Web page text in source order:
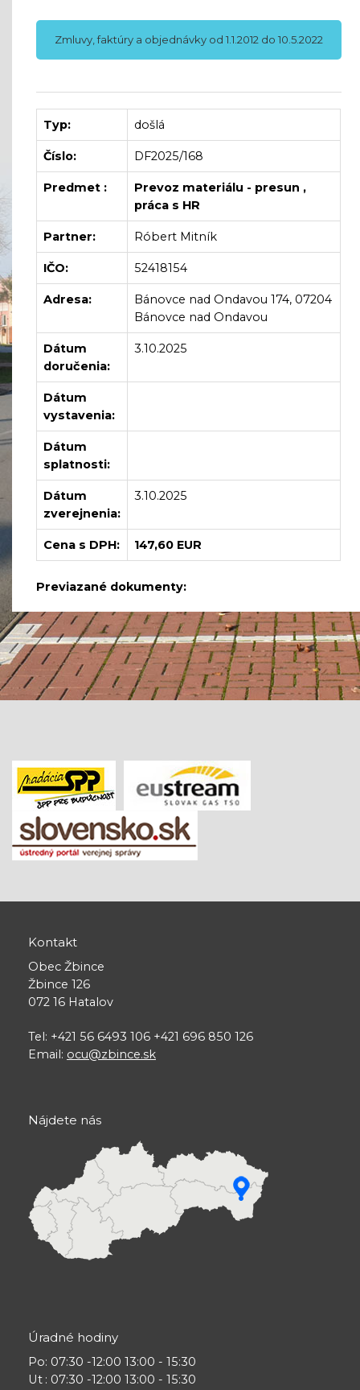
Zmluvy, faktúry a objednávky od 1.1.2012 do 10.5.2022
Typ: došlá
Číslo: DF2025/168
Predmet :
Prevoz materiálu - presun ,
práca s HR
Partner: Róbert Mitník
IČO: 52418154
Adresa:
Bánovce nad Ondavou 174, 07204
Bánovce nad Ondavou
Dátum
doručenia:
3.10.2025
Dátum
vystavenia:
Dátum
splatnosti:
Dátum
zverejnenia:
3.10.2025
Cena s DPH: 147,60 EUR
Previazané dokumenty:
Kontakt
Obec Žbince
Žbince 126
072 16 Hatalov
Tel: +421 56 6493 106 +421 696 850 126
Email: ocu@zbince.sk
Nájdete nás
Úradné hodiny
Po
Ut
: 07:30 -12:00 13:00 - 15:30
: 07:30 -12:00 13:00 - 15:30